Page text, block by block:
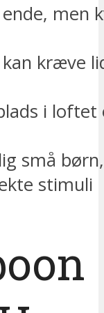
men
kræve
i loftet
små
stimuli